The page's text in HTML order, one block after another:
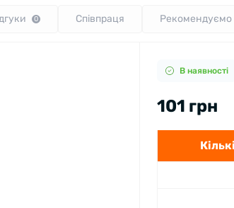
0 Співпраця Рекомендуємо
В наявності
101 грн